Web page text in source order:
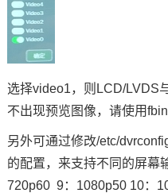
选择video1，则LCD/LVDS
不出现预览图像，请使用
另外可通过修改/etc/
的配置，来支持不同的屏幕
720p60 9：1080p50 10：